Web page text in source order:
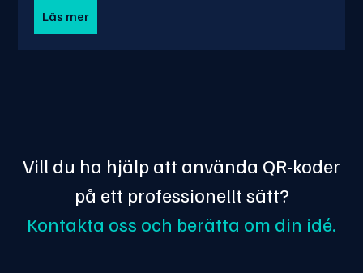
Läs mer
Vill du ha hjälp att använda QR-koder
på ett professionellt sätt?
Kontakta oss och berätta om din idé.